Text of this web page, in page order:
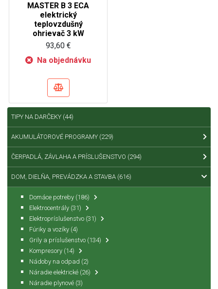
MASTER B 3 ECA
elektrický
teplovzdušný
ohrievač 3 kW
93,60 €
Na objednávku
TIPY NA DARČEKY (44)
AKUMULÁTOROVÉ PROGRAMY (229)
ČERPADLÁ, ZÁVLAHA A PRÍSLUŠENSTVO (294)
DOM, DIELŇA, PREVÁDZKA A STAVBA (616)
Domáce potreby (186)
Elektrocentrály (31)
Elektropríslušenstvo (31)
Fúriky a vozíky (4)
Grily a príslušenstvo (134)
Kompresory (14)
Nádoby na odpad (2)
Náradie elektrické (26)
Náradie plynové (3)